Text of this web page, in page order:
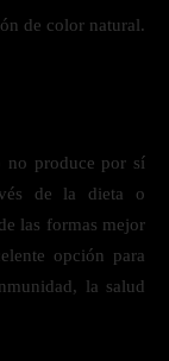
de color natural.
no produce por sí
de la dieta o
las formas mejor
opción para
la salud